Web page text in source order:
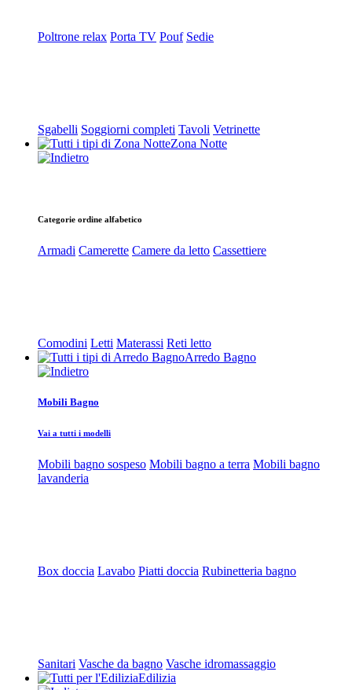
Poltrone relax Porta TV Pouf Sedie
Sgabelli Soggiorni completi Tavoli Vetrinette
Zona Notte
Categorie ordine alfabetico
Armadi Camerette Camere da letto Cassettiere
Comodini Letti Materassi Reti letto
Arredo Bagno
Mobili Bagno
Vai a tutti i modelli
Mobili bagno sospeso Mobili bagno a terra Mobili bagno
lavanderia
Box doccia Lavabo Piatti doccia Rubinetteria bagno
Sanitari Vasche da bagno Vasche idromassaggio
Edilizia